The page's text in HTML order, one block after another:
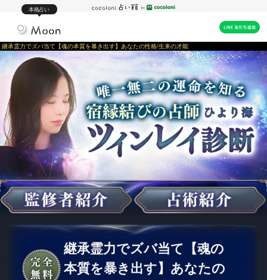
本格占い
継承霊力でズバ当て【魂の本質を暴き出す】あなたの性格/生来の才能
継承霊力でズバ当て【魂の
本質を暴き出す】あなたの